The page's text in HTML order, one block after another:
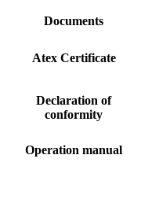
Documents
Atex Certificate
Declaration of
conformity
Operation manual